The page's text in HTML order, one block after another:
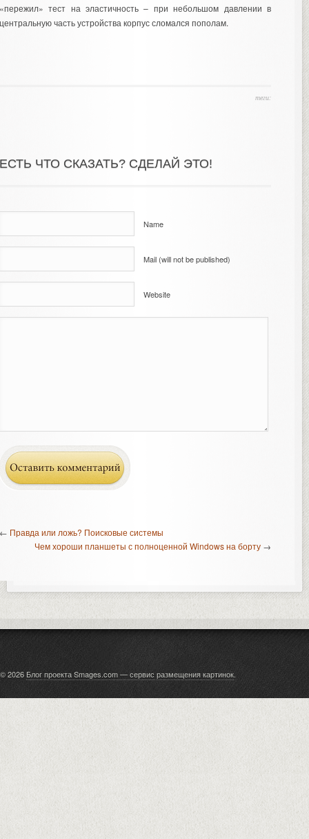
тест на эластичность – при небольшом давлении в
часть устройства корпус сломался пополам.
теги:
ЧТО СКАЗАТЬ? СДЕЛАЙ ЭТО!
Name
Mail (will not be published)
Website
Правда или ложь? Поисковые системы
Чем хороши планшеты с полноценной Windows на борту →
© 2026 Блог проекта Smages.com — сервис размещения картинок.